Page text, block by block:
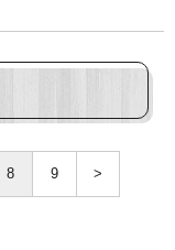
8 9 >